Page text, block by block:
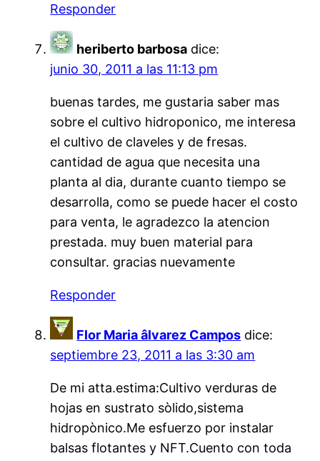
Responder
heriberto barbosa dice:
junio 30, 2011 a las 11:13 pm
buenas tardes, me gustaria saber mas
sobre el cultivo hidroponico, me interesa
el cultivo de claveles y de fresas.
cantidad de agua que necesita una
planta al dia, durante cuanto tiempo se
desarrolla, como se puede hacer el costo
para venta, le agradezco la atencion
prestada. muy buen material para
consultar. gracias nuevamente
Responder
Flor Maria âlvarez Campos dice:
septiembre 23, 2011 a las 3:30 am
De mi atta.estima:Cultivo verduras de
hojas en sustrato sòlido,sistema
hidropònico.Me esfuerzo por instalar
balsas flotantes y NFT.Cuento con toda